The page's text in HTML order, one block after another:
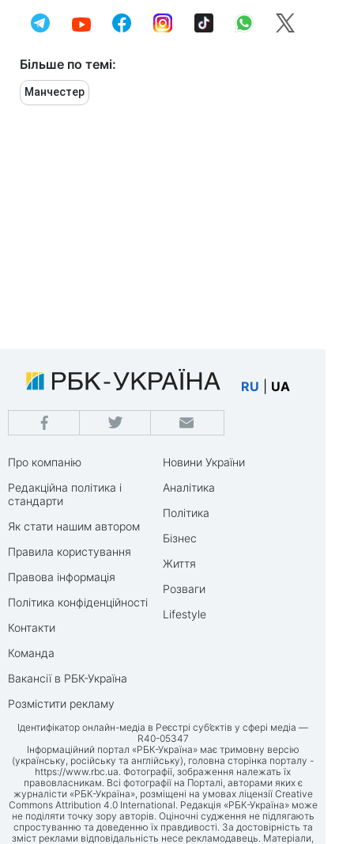
Більше по темі:
Манчестер
RU UA
Про компанію
Редакційна політика і
стандарти
Як стати нашим автором
Правила користування
Правова інформація
Політика конфіденційності
Контакти
Команда
Вакансії в РБК-Україна
Розмістити рекламу
Новини України
Аналітика
Політика
Бізнес
Життя
Розваги
Lifestyle
Ідентифікатор онлайн-медіа в Реєстрі суб’єктів у сфері медіа —
R40-05347
Інформаційний портал «РБК-Україна» має тримовну версію
(українську, російську та англійську), головна сторінка порталу -
https://www.rbc.ua. Фотографії, зображення належать їх
правовласникам. Всі фотографії на Порталі, авторами яких є
журналісти «РБК-Україна», розміщені на умовах ліцензії Creative
Commons Attribution 4.0 International. Редакція «РБК-Україна» може
не поділяти точку зору авторів. Оціночні судження не підлягають
спростуванню та доведенню їх правдивості. За достовірність та
зміст реклами відповідальність несе рекламодавець. Матеріали,